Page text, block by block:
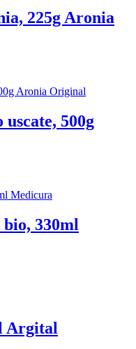
225g Aronia
500g
330ml
Argital